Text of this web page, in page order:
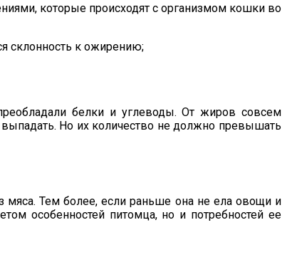
которые происходят с организмом кошки во
склонность к ожирению;
белки и углеводы. От жиров совсем
выпадать. Но их количество не должно превышать
мяса. Тем более, если раньше она не ела овощи и
особенностей питомца, но и потребностей ее